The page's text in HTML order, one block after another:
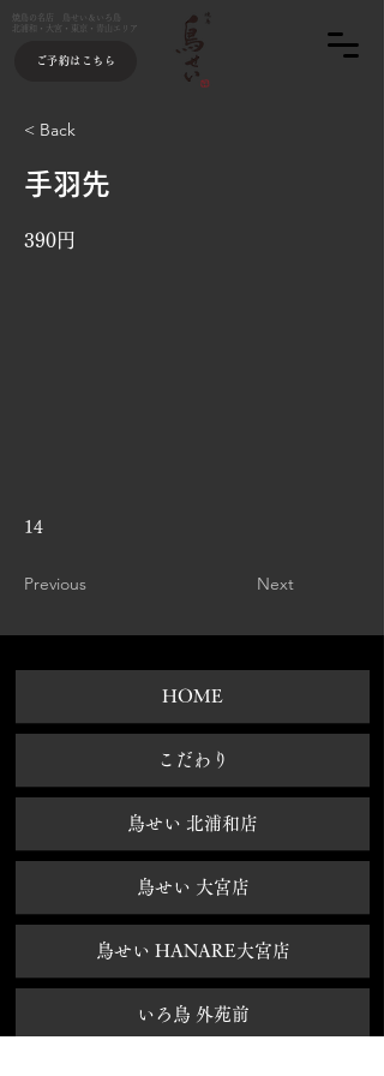
焼鳥の名店 鳥せい＆いろ鳥
北浦和・大宮・東京・青山エリア
ご予約はこちら
< Back
手羽先
390円
14
Previous Next
HOME
​こだわり
鳥せい 北浦和店
鳥せい 大宮店
鳥せい HANARE大宮店
いろ鳥 外苑前